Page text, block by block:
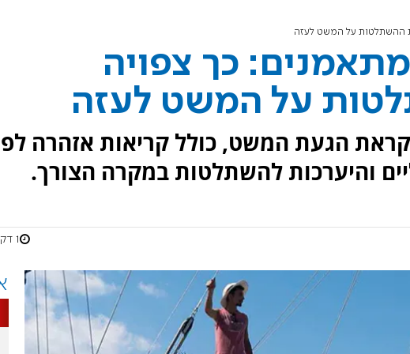
ההשתלטות על המשט לעזה
כך צפויה
על המשט לעזה
הגעת המשט, כולל קריאות אזהרה
והיערכות להשתלטות במקרה הצורך.
1 דקות